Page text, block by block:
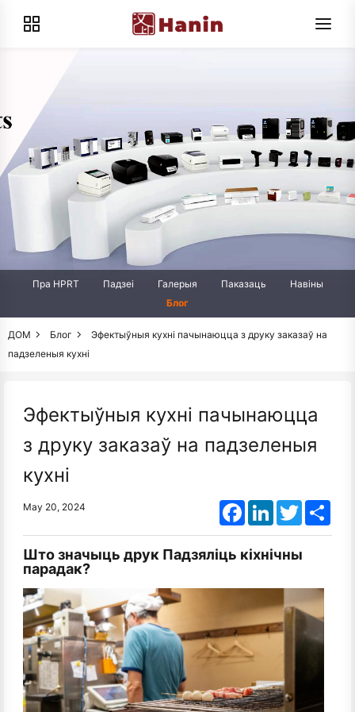
Пра HPRT Падзеі Галерыя Паказаць
Навіны
Блог
ДОМ Блог
Эфектыўныя кухні пачынаюцца з друку заказаў на
падзеленыя кухні
Эфектыўныя кухні пачынаюцца
з друку заказаў на падзеленыя
кухні
May 20, 2024 FacebookLinkedInTwitter
Што значыць друк Падзяліць кіхнічны
парадак?